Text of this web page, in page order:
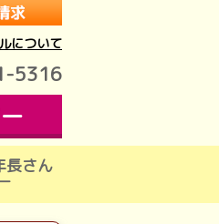
について
5316
長さん